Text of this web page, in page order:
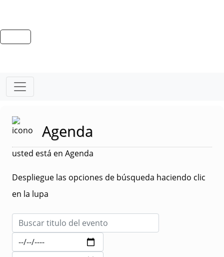
Agenda
usted está en Agenda
Despliegue las opciones de búsqueda haciendo clic
en la lupa